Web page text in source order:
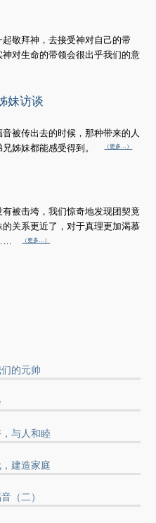
敬拜神，去接受神对自己的带
对生命的带领会很出乎我们的意
妹访谈
被传出去的时候，那种带来的人
姊妹都能感受得到。
（更多…）
被击垮，我们惊奇地发现团契竟
关系更近了，对于真理更加渴慕
（更多…）
的元帅
与人和睦
建造家庭
（二）